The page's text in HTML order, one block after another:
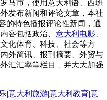
马市，使用意大利语、西班
发布新闻和评论文章，本社
的特色播报评论性新闻，通
容包括政治、 意大利电影
化体育、科技、社会等方
外简讯、报刊摘要、外贸与
汇汇率等栏目，并大大加强
|意大利旅游|意大利教育|意